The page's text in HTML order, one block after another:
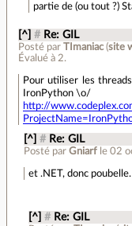
partie de (ou tout ?)
[^] # Re: GIL
Posté parTImaniac(site
Évalué à 2.
Pour utiliser les
IronPython \o/
http://
[^] # Re: GIL
Posté par Gniarf le 02
et .NET, donc poubelle.
[^] # Re: GIL